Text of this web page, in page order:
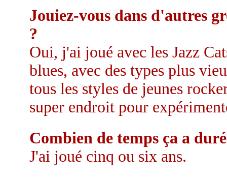
Jouiez-vous dans d'autres
?
Oui, j'ai joué avec les Jazz
blues, avec des types plus
tous les styles de jeunes
super endroit pour
Combien de temps ça a
J'ai joué cinq ou six ans.